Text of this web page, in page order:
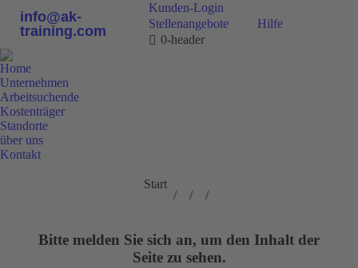
info@ak-
training.com
Kunden-Login
Stellenangebote
Hilfe
0-header
Home
Unternehmen
Arbeitsuchende
Kostenträger
Standorte
über uns
Kontakt
Sie befinden sich
Start
Bitte melden Sie sich an, um den Inhalt der
Seite zu sehen.